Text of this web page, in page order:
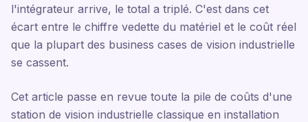
l'intégrateur arrive, le total a triplé. C'est dans cet
écart entre le chiffre vedette du matériel et le coût réel
que la plupart des business cases de vision industrielle
se cassent.
Cet article passe en revue toute la pile de coûts d'une
station de vision industrielle classique en installation